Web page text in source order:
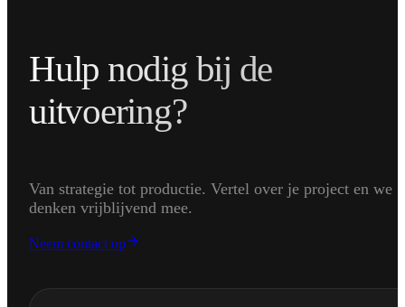
Hulp nodig bij de
uitvoering?
Van strategie tot productie. Vertel over je project en we
denken vrijblijvend mee.
Neem contact op